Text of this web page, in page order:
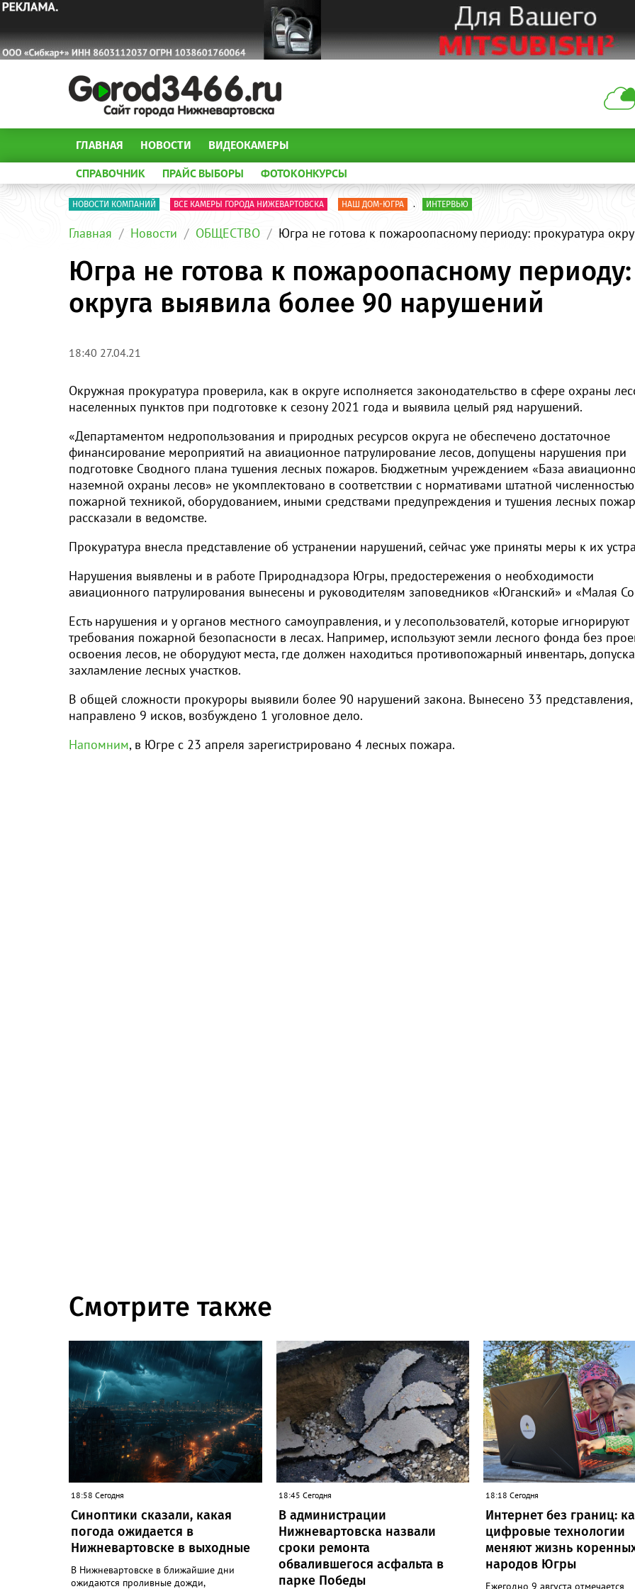
ГЛАВНАЯ НОВОСТИ ВИДЕОКАМЕРЫ
СПРАВОЧНИК ПРАЙС ВЫБОРЫ ФОТОКОНКУРСЫ
НОВОСТИ КОМПАНИЙ ВСЕ КАМЕРЫ ГОРОДА НИЖЕВАРТОВСКА НАШ ДОМ-ЮГРА . ИНТЕРВЬЮ
Главная Новости ОБЩЕСТВО Югра не готова к пожароопасному периоду: прокуратура
Югра не готова к пожароопасному
округа выявила более 90 нарушений
18:40 27.04.21
Окружная прокуратура проверила, как в округе исполняется законодательство в сфере охраны
населенных пунктов при подготовке к сезону 2021 года и выявила целый ряд нарушений.
«Департаментом недропользования и природных ресурсов округа не обеспечено достаточное
финансирование мероприятий на авиационное патрулирование лесов, допущены нарушения при
подготовке Сводного плана тушения лесных пожаров. Бюджетным учреждением «База
наземной охраны лесов» не укомплектовано в соответствии с нормативами штатной
пожарной техникой, оборудованием, иными средствами предупреждения и тушения лесных
рассказали в ведомстве.
Прокуратура внесла представление об устранении нарушений, сейчас уже приняты меры к их
Нарушения выявлены и в работе Природнадзора Югры, предостережения о необходимости
авиационного патрулирования вынесены и руководителям заповедников «Юганский» и «Малая
Есть нарушения и у органов местного самоуправления, и у лесопользователй, которые игнорируют
требования пожарной безопасности в лесах. Например, используют земли лесного фонда без
освоения лесов, не оборудуют места, где должен находиться противопожарный инвентарь,
захламление лесных участков.
В общей сложности прокуроры выявили более 90 нарушений закона. Вынесено 33 представления,
направлено 9 исков, возбуждено 1 уголовное дело.
Напомним, в Югре с 23 апреля зарегистрировано 4 лесных пожара.
Смотрите также
18:58 Сегодня
Синоптики сказали, какая
погода ожидается в
Нижневартовске в выходные
В Нижневартовске в ближайшие дни
ожидаются проливные дожди,
18:45 Сегодня
В администрации
Нижневартовска назвали
сроки ремонта
обвалившегося асфальта в
парке Победы
18:18 Сегодня
Интернет без границ:
цифровые технологии
меняют жизнь
народов Югры
Ежегодно 9 августа отмечается